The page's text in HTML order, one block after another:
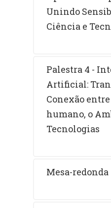
Unindo
Ciência e
Palestra 4 -
Artificial:
Conexão entre
humano, o
Tecnologias
Mesa-redonda